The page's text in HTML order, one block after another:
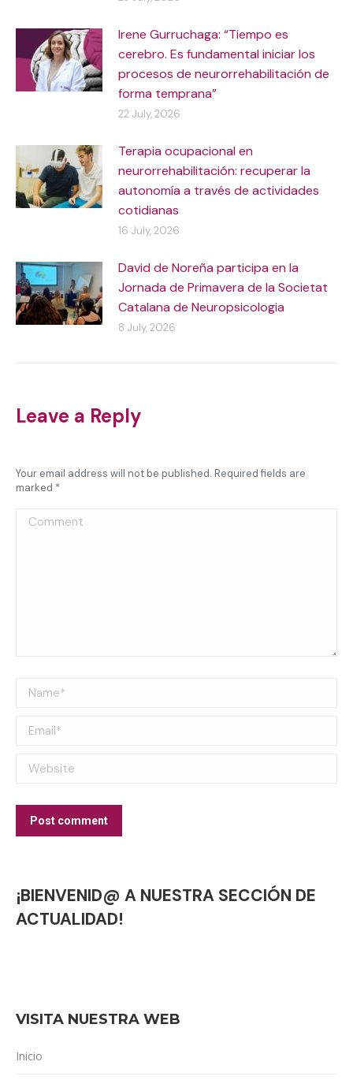
Irene Gurruchaga: “Tiempo es
cerebro. Es fundamental iniciar los
procesos de neurorrehabilitación de
forma temprana”
22 July, 2026
Terapia ocupacional en
neurorrehabilitación: recuperar la
autonomía a través de actividades
cotidianas
16 July, 2026
David de Noreña participa en la
Jornada de Primavera de la Societat
Catalana de Neuropsicologia
8 July, 2026
Leave a Reply
Your email address will not be published. Required fields are
marked *
Comment
Name *
Email *
Website
Post comment
¡BIENVENID@ A NUESTRA SECCIÓN DE
ACTUALIDAD!
VISITA NUESTRA WEB
Inicio